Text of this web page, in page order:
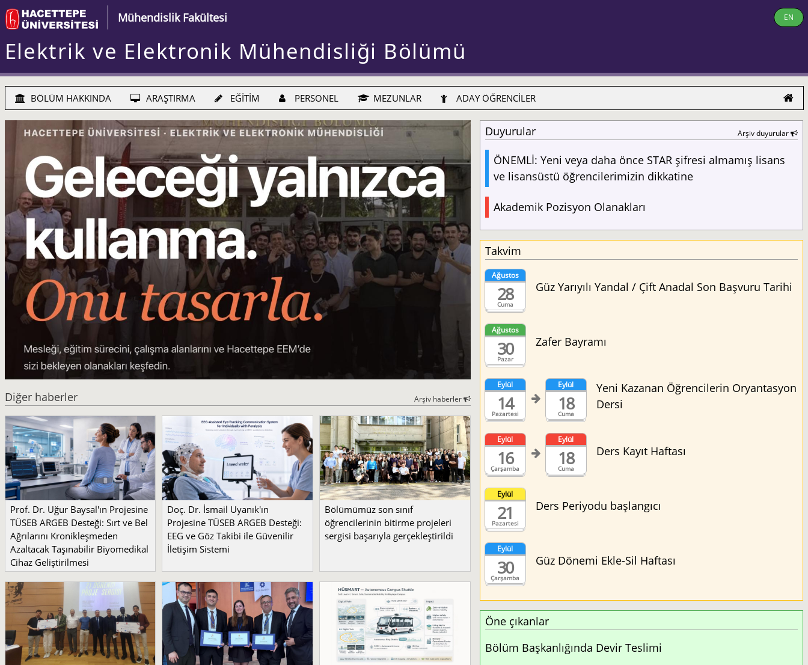
Mühendislik Fakültesi EN
Elektrik ve Elektronik Mühendisliği Bölümü
BÖLÜM HAKKINDA ARAŞTIRMA EĞİTİM PERSONEL MEZUNLAR ADAY ÖĞRENCİLER
Diğer haberler Arşiv haberler
Prof. Dr. Uğur Baysal'ın Projesine
TÜSEB ARGEB Desteği: Sırt ve Bel
Ağrılarını Kronikleşmeden
Azaltacak Taşınabilir Biyomedikal
Cihaz Geliştirilmesi
Doç. Dr. İsmail Uyanık'ın
Projesine TÜSEB ARGEB Desteği:
EEG ve Göz Takibi ile Güvenilir
İletişim Sistemi
Bölümümüz son sınıf
öğrencilerinin bitirme projeleri
sergisi başarıyla gerçekleştirildi
Duyurular Arşiv duyurular
ÖNEMLİ: Yeni veya daha önce STAR şifresi almamış lisans
ve lisansüstü öğrencilerimizin dikkatine
Akademik Pozisyon Olanakları
Takvim
Cuma
Ağustos
28 Güz Yarıyılı Yandal / Çift Anadal Son Başvuru Tarihi
Pazar
Ağustos
30 Zafer Bayramı
Pazartesi
Eylül
14 Cuma
Eylül
18
Yeni Kazanan Öğrencilerin Oryantasyon
Dersi
Çarşamba
Eylül
16 Cuma
Eylül
18 Ders Kayıt Haftası
Pazartesi
Eylül
21 Ders Periyodu başlangıcı
Çarşamba
Eylül
30 Güz Dönemi Ekle-Sil Haftası
Öne çıkanlar
Bölüm Başkanlığında Devir Teslimi